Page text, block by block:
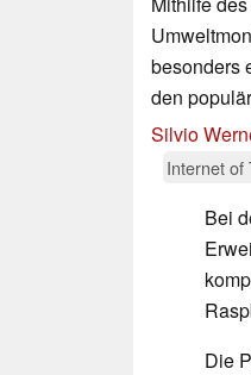
besonders
den
Silvio
Internet of
Bei
Die